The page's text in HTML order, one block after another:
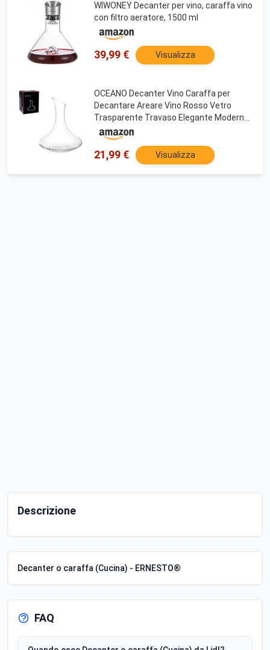
WIWONEY Decanter per vino, caraffa vino
con filtro aeratore, 1500 ml
39,99 € Visualizza
OCEANO Decanter Vino Caraffa per
Decantare Areare Vino Rosso Vetro
Trasparente Travaso Elegante Moderno
Versatore per Serate Feste Idea Regalo
Papà (Decanter, 1.78)
21,99 € Visualizza
Descrizione
Decanter o caraffa (Cucina) - ERNESTO®
FAQ